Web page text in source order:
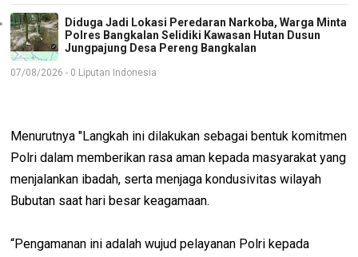
Diduga Jadi Lokasi Peredaran Narkoba, Warga Minta
Polres Bangkalan Selidiki Kawasan Hutan Dusun
Jungpajung Desa Pereng Bangkalan
07/08/2026 - 0 Liputan Indonesia
Menurutnya "Langkah ini dilakukan sebagai bentuk komitmen
Polri dalam memberikan rasa aman kepada masyarakat yang
menjalankan ibadah, serta menjaga kondusivitas wilayah
Bubutan saat hari besar keagamaan.
“Pengamanan ini adalah wujud pelayanan Polri kepada